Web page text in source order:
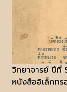
วิทยาจารย์ ปีที่
หนังสืออิเล็กท